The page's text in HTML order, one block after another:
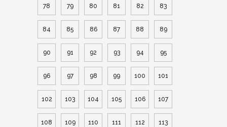
78 79 80 81 82 83
84 85 86 87 88 89
90 91 92 93 94 95
96 97 98 99 100 101
102 103 104 105 106 107
108 109 110 111 112 113